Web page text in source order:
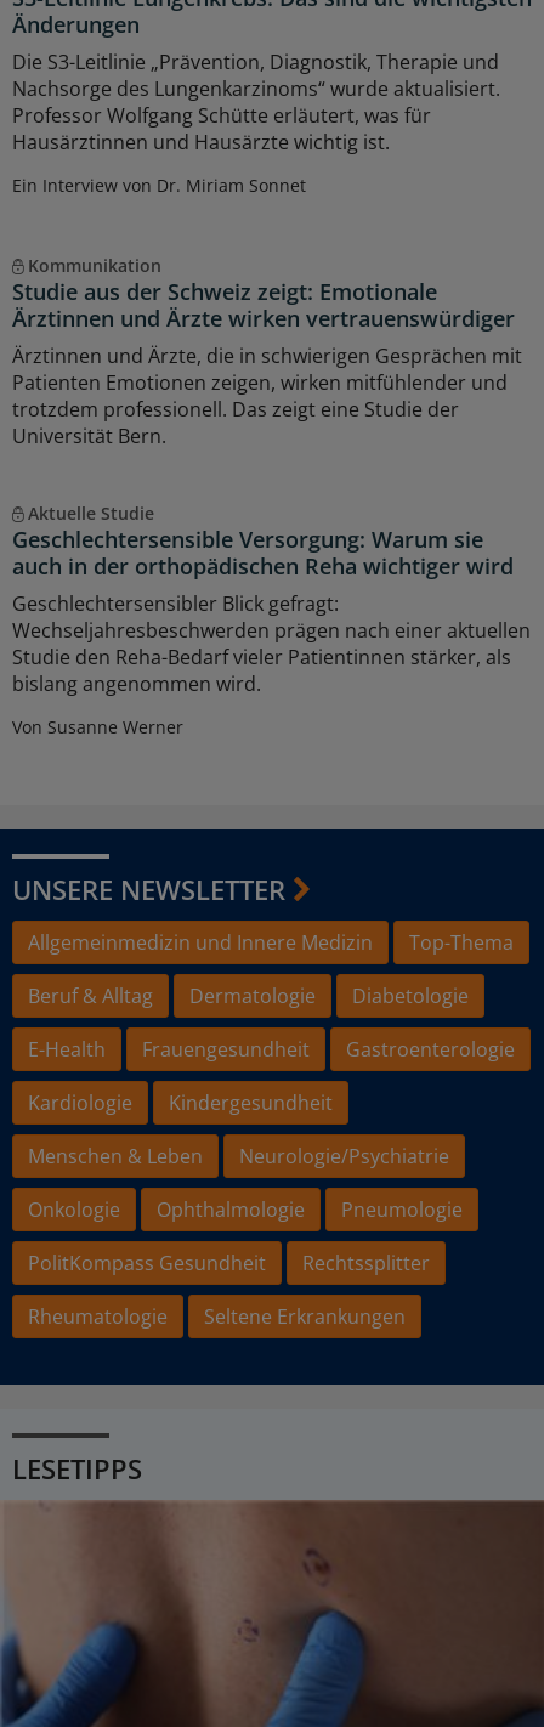
Änderungen
Die S3-Leitlinie „Prävention, Diagnostik, Therapie und
Nachsorge des Lungenkarzinoms“ wurde aktualisiert.
Professor Wolfgang Schütte erläutert, was für
Hausärztinnen und Hausärzte wichtig ist.
Ein Interview von Dr. Miriam Sonnet
Kommunikation
Studie aus der Schweiz zeigt: Emotionale
Ärztinnen und Ärzte wirken vertrauenswürdiger
Ärztinnen und Ärzte, die in schwierigen Gesprächen mit
Patienten Emotionen zeigen, wirken mitfühlender und
trotzdem professionell. Das zeigt eine Studie der
Universität Bern.
Aktuelle Studie
Geschlechtersensible Versorgung: Warum sie
auch in der orthopädischen Reha wichtiger wird
Geschlechtersensibler Blick gefragt:
Wechseljahresbeschwerden prägen nach einer aktuellen
Studie den Reha-Bedarf vieler Patientinnen stärker, als
bislang angenommen wird.
Von Susanne Werner
UNSERE NEWSLETTER
Allgemeinmedizin und Innere Medizin
Top-Thema
Beruf & Alltag
Dermatologie
Diabetologie
E-Health
Frauengesundheit
Gastroenterologie
Kardiologie
Kindergesundheit
Menschen & Leben
Neurologie/Psychiatrie
Onkologie
Ophthalmologie
Pneumologie
PolitKompass Gesundheit
Rechtssplitter
Rheumatologie
Seltene Erkrankungen
LESETIPPS